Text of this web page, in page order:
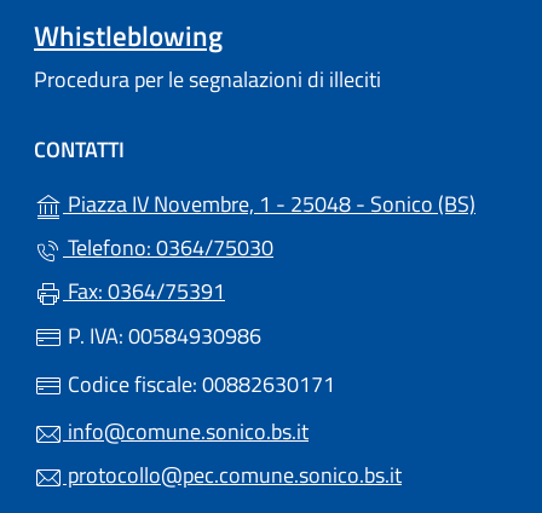
Whistleblowing
Procedura per le segnalazioni di illeciti
CONTATTI
Piazza IV Novembre, 1 - 25048 - Sonico (BS)
Telefono: 0364/75030
Fax: 0364/75391
P. IVA: 00584930986
Codice fiscale: 00882630171
info@comune.sonico.bs.it
protocollo@pec.comune.sonico.bs.it